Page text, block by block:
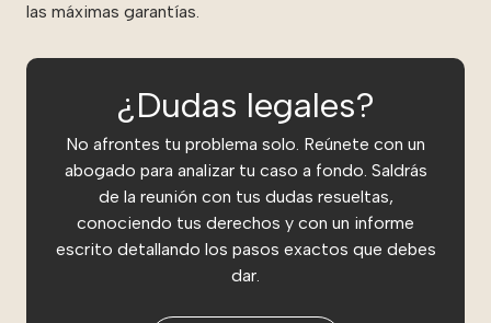
las máximas garantías.
¿Dudas legales?
No afrontes tu problema solo. Reúnete con un
abogado para analizar tu caso a fondo. Saldrás
de la reunión con tus dudas resueltas,
conociendo tus derechos y con un informe
escrito detallando los pasos exactos que debes
dar.